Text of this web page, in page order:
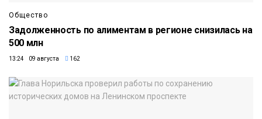
Общество
Задолженность по алиментам в регионе снизилась на
500 млн
13:24 09 августа 162